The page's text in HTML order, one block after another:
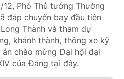
12, Phó Thủ tướng Thường
đáp chuyến bay đầu tiên
Thành và tham dự
khánh thành, thông xe kỹ
chào mừng Đại hội đại
của Đảng tại đây.